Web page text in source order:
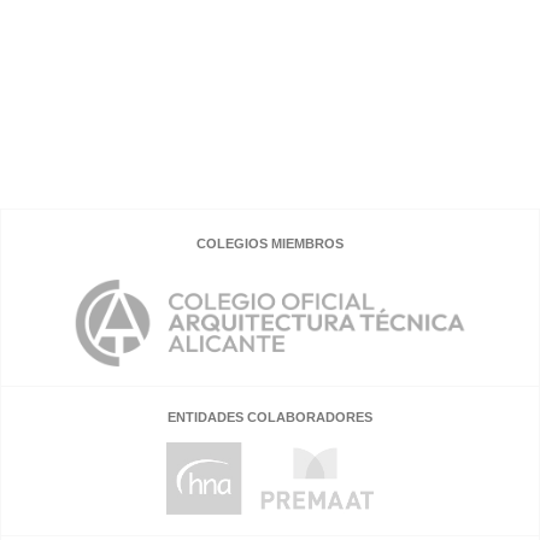
COLEGIOS MIEMBROS
ENTIDADES COLABORADORES